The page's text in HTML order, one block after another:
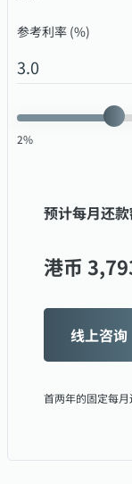
参考利率 (%)
2%
预计每月还
港币
线上咨询
首两年的固定每月